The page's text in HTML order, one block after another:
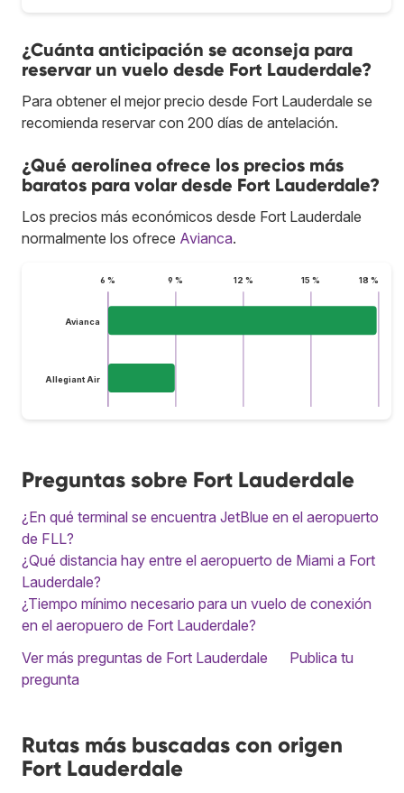
¿Cuánta anticipación se aconseja para
reservar un vuelo desde Fort Lauderdale?
Para obtener el mejor precio desde Fort Lauderdale se
recomienda reservar con 200 días de antelación.
¿Qué aerolínea ofrece los precios más
baratos para volar desde Fort Lauderdale?
Los precios más económicos desde Fort Lauderdale
normalmente los ofrece Avianca.
6 % 9 % 12 % 15 % 18 %
Avianca
Allegiant Air
Preguntas sobre Fort Lauderdale
¿En qué terminal se encuentra JetBlue en el aeropuerto
de FLL?
¿Qué distancia hay entre el aeropuerto de Miami a Fort
Lauderdale?
¿Tiempo mínimo necesario para un vuelo de conexión
en el aeropuero de Fort Lauderdale?
Ver más preguntas de Fort Lauderdale
Publica tu
pregunta
Rutas más buscadas con origen
Fort Lauderdale